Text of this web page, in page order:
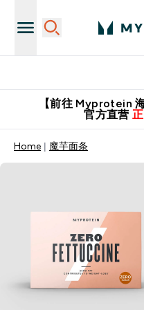
【前往 Myprotein
官方直营
Home 魔芋面条